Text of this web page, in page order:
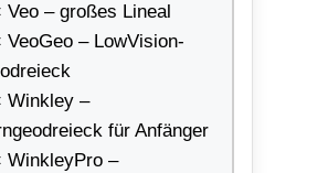
Veo – großes Lineal
VeoGeo – LowVision-
Winkley –
für Anfänger
WinkleyPro –